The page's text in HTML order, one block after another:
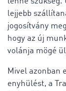
lejjebb
jogosítvány
hogy az új
volánja mögé
Mivel azonban
enyhülést, a